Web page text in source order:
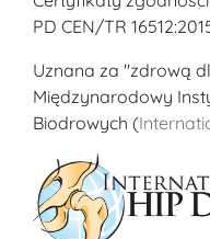
PD CEN/TR
Uznana za "zdrową
Międzynarodowy
Biodrowych (